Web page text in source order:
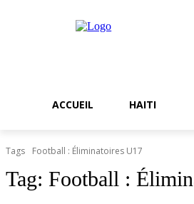
ACCUEIL HAITI
Tags Football : Éliminatoires U17
Tag: Football :